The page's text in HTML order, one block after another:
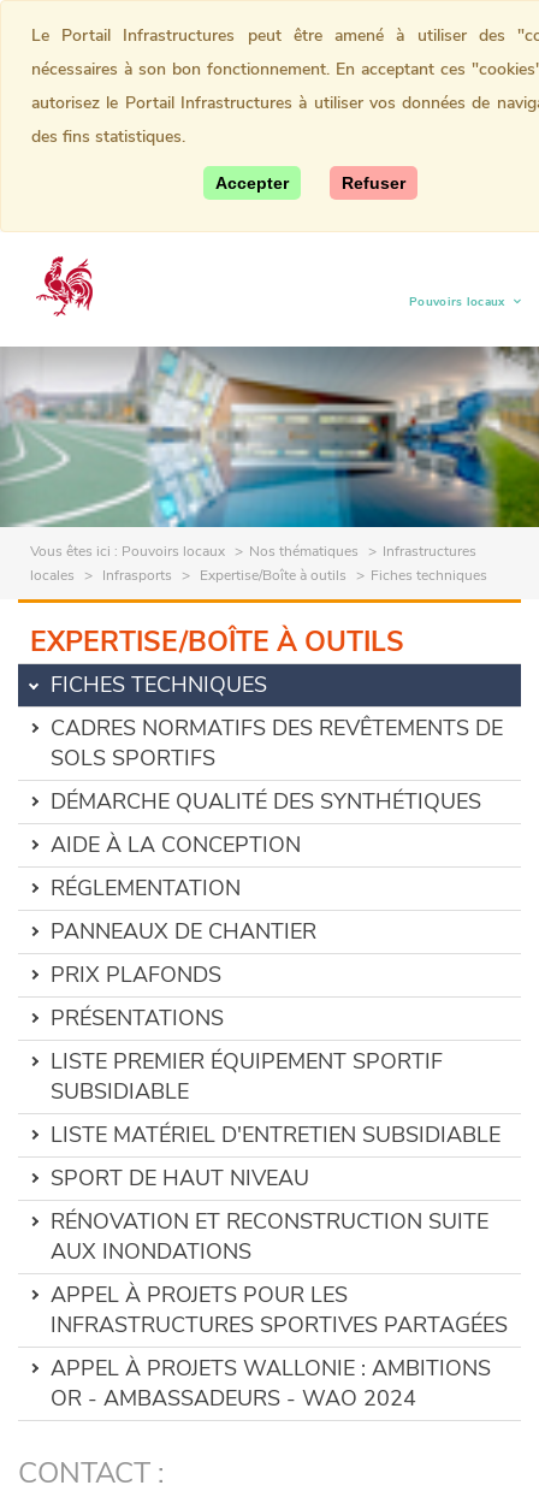
Pouvoirs locaux
(current)
Vous êtes ici : Pouvoirs locaux Nos thématiques
Infrastructures
locales
Infrasports Expertise/Boîte à outils Fiches techniques
EXPERTISE/BOÎTE À OUTILS
FICHES TECHNIQUES
CADRES NORMATIFS DES REVÊTEMENTS DE
SOLS SPORTIFS
DÉMARCHE QUALITÉ DES SYNTHÉTIQUES
AIDE À LA CONCEPTION
RÉGLEMENTATION
PANNEAUX DE CHANTIER
PRIX PLAFONDS
PRÉSENTATIONS
LISTE PREMIER ÉQUIPEMENT SPORTIF
SUBSIDIABLE
LISTE MATÉRIEL D'ENTRETIEN SUBSIDIABLE
SPORT DE HAUT NIVEAU
RÉNOVATION ET RECONSTRUCTION SUITE
AUX INONDATIONS
APPEL À PROJETS POUR LES
INFRASTRUCTURES SPORTIVES PARTAGÉES
APPEL À PROJETS WALLONIE : AMBITIONS
OR - AMBASSADEURS - WAO 2024
CONTACT :
Le Portail Infrastructures peut être amené à utiliser des
nécessaires à son bon fonctionnement. En acceptant ces
autorisez le Portail Infrastructures à utiliser vos données de
des fins statistiques.
Accepter Refuser